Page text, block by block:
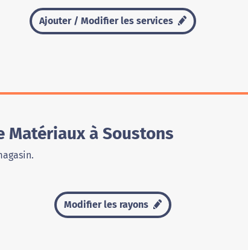
Ajouter / Modifier les services
Matériaux à Soustons
Modifier les rayons